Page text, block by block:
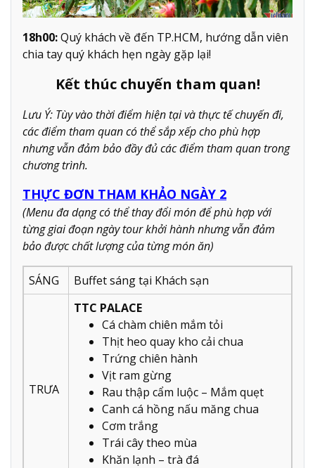
18h00:Quý khách về đến TP.HCM, hướng dẫn viên
chia tay quý khách hẹn ngày gặp lại!
Kết thúc chuyến tham quan!
Lưu Ý: Tùy vào thời điểm hiện tại và thực tế chuyến đi,
các điểm tham quan có thể sắp xếp cho phù hợp
nhưng vẫn đảm bảo đầy đủ các điểm tham quan trong
chương trình.
THỰC ĐƠN THAM KHẢO NGÀY 2
(Menu đa dạng có thể thay đổi món để phù hợp với
từng giai đoạn ngày tour khởi hành nhưng vẫn đảm
bảo được chất lượng của từng món ăn)
SÁNG Buffet sáng tại Khách sạn
TRƯA
TTC PALACE
Cá chàm chiên mắm tỏi
Thịt heo quay kho cải chua
Trứng chiên hành
Vịt ram gừng
Rau thập cẩm luộc – Mắm quẹt
Canh cá hồng nấu măng chua
Cơm trắng
Trái cây theo mùa
Khăn lạnh – trà đá